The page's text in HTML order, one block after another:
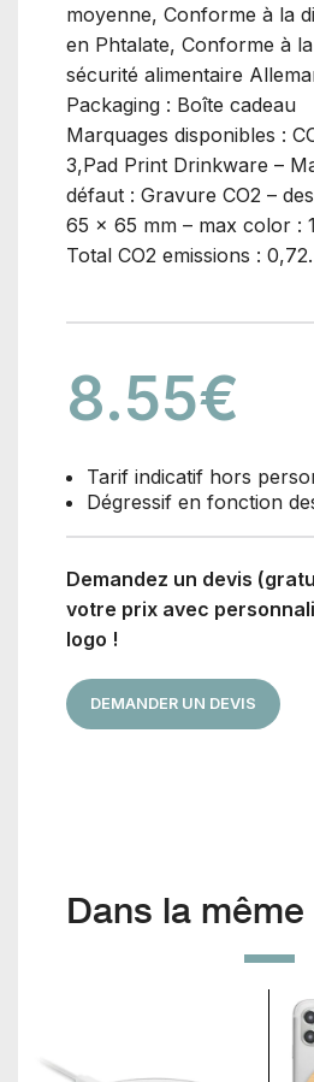
moyenne, Conforme à la
en Phtalate, Conforme à
sécurité alimentaire
Packaging : Boîte cadeau
Marquages disponibles :
3,Pad Print Drinkware –
défaut : Gravure CO2 –
65 x 65 mm – max color : 1
Total CO2 emissions : 0,72.
8.55€
Tarif indicatif hors
Dégressif en fonction
Demandez un devis
votre prix avec
logo !
DEMANDER UN DEVIS
Dans la